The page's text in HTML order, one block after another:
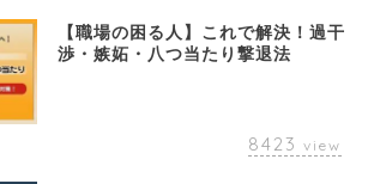
【職場の困る人】これで解決！過干
渉・嫉妬・八つ当たり撃退法
8423 view